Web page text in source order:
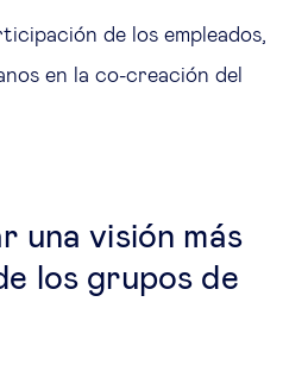
de los empleados,
en la co-creación del
una visión más
los grupos de